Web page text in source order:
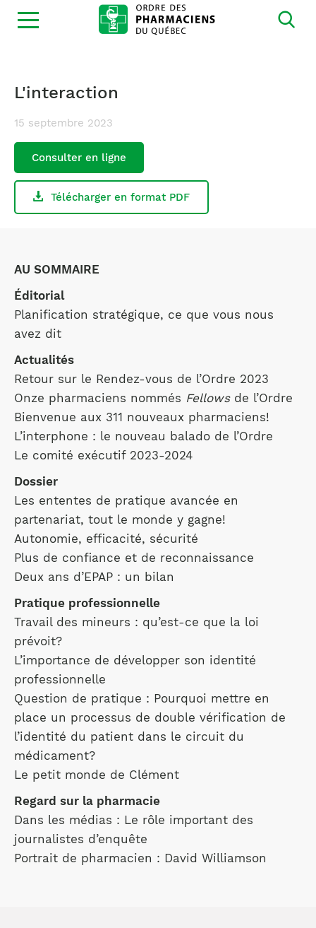
Ouvrir
la
L'interaction
15 septembre 2023
Consulter en ligne
Télécharger en format PDF
AU SOMMAIRE
Éditorial
Planification stratégique, ce que vous nous
avez dit
Actualités
Retour sur le Rendez-vous de l’Ordre 2023
Onze pharmaciens nommés Fellowsde l’Ordre
Bienvenue aux 311 nouveaux pharmaciens!
L’interphone : le nouveau balado de l’Ordre
Le comité exécutif 2023-2024
Dossier
Les ententes de pratique avancée en
partenariat, tout le monde y gagne!
Autonomie, efficacité, sécurité
Plus de confiance et de reconnaissance
Deux ans d’EPAP : un bilan
Pratique professionnelle
Travail des mineurs : qu’est-ce que la loi
prévoit?
L’importance de développer son identité
professionnelle
Question de pratique : Pourquoi mettre en
place un processus de double vérification de
l’identité du patient dans le circuit du
médicament?
Le petit monde de Clément
Regard sur la pharmacie
Dans les médias : Le rôle important des
journalistes d’enquête
Portrait de pharmacien : David Williamson